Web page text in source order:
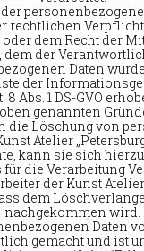
rechtlichen
dem Recht der
der
Daten
der
8 Abs. 1 DS-GVO
genannten
die Löschung von
Atelier
kann sie sich
für die Verarbeitung
der Kunst
dem
nachgekommen wird.
Daten
gemacht und ist